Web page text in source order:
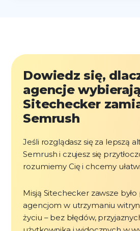
Dowiedz się,
agencje wybierają
Sitechecker
Semrush
Jeśli rozglądasz się za lepszą
Semrush i czujesz się
rozumiemy Cię i chcemy
Misją Sitechecker zawsze
agencjom w utrzymaniu
życiu – bez błędów,